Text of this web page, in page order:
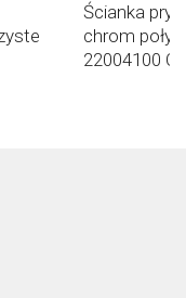
Ścianka
chrom
22004100